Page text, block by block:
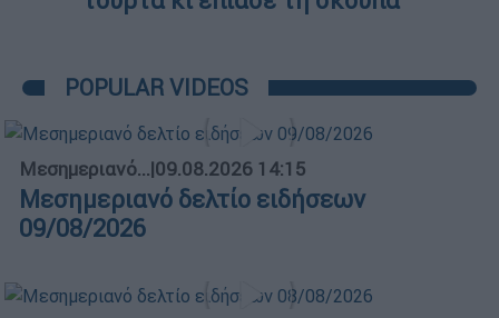
POPULAR VIDEOS
Μεσημεριανό...|09.08.2026 14:15
Μεσημεριανό δελτίο ειδήσεων
09/08/2026